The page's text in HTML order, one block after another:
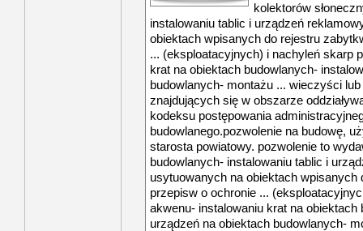
kolektorów
instalowaniu tablic i urządzeń
obiektach wpisanych do rejestru
... (eksploatacyjnych) i nachyleń skarp
krat na obiektach budowlanych-
budowlanych- montażu ... wieczyści
znajdujących się w obszarze
kodeksu postępowania
budowlanego.pozwolenie na budowę,
starosta powiatowy. pozwolenie to
budowlanych- instalowaniu tablic i
usytuowanych na obiektach
przepisw o ochronie ...
akwenu- instalowaniu krat na obiektach
urządzeń na obiektach budowlanych-